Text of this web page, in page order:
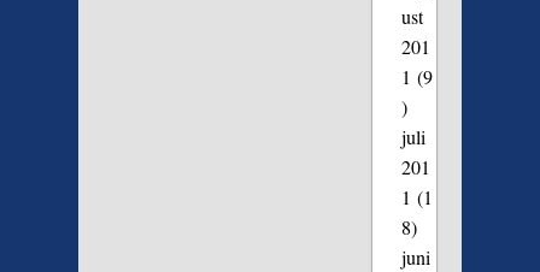
ust
201
1 (9
)
juli
201
1 (1
8)
juni